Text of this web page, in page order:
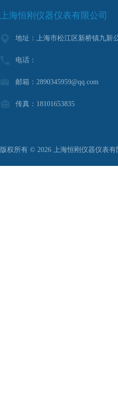
上海恒刚仪器仪表有限公司
地址：上海市松江区新桥镇九新
电话：
邮箱：2890345959@qq.com
传真：18101653835
版权所有 © 2026 上海恒刚仪器仪表有